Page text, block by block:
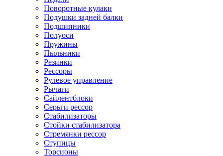
Поворотные кулаки
Подушки задней балки
Подшипники
Полуоси
Пружины
Пыльники
Резинки
Рессоры
Рулевое управление
Рычаги
Сайлентблоки
Серьги рессор
Стабилизаторы
Стойки стабилизатора
Стремянки рессор
Ступицы
Торсионы